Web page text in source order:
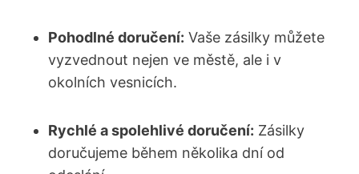
Pohodlné doručení: Vaše zásilky můžete
vyzvednout nejen ve městě, ale i v
okolních vesnicích.
Rychlé a spolehlivé doručení: Zásilky
doručujeme během několika dní od